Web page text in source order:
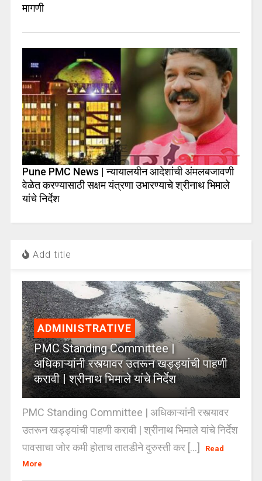
मागणी
Pune PMC News | न्यायालयीन आदेशांची अंमलबजावणी
वेळेत करण्यासाठी सक्षम यंत्रणा उभारण्याचे श्रीनाथ भिमाले
यांचे निर्देश
Add title
ADMINISTRATIVE
PMC Standing Committee |
अधिकाऱ्यांनी रस्त्यावर उतरून खड्ड्यांची पाहणी
करावी | श्रीनाथ भिमाले यांचे निर्देश
PMC Standing Committee | अधिकाऱ्यांनी रस्त्यावर
उतरून खड्ड्यांची पाहणी करावी | श्रीनाथ भिमाले यांचे निर्देश
पावसाचा जोर कमी होताच तातडीने दुरुस्ती कर [...]
Read
More